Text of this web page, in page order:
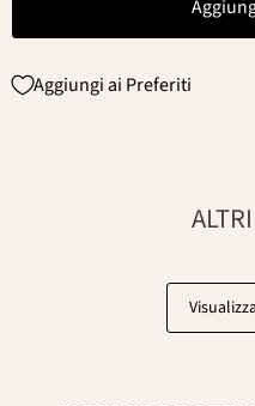
Aggiungi ai Preferiti